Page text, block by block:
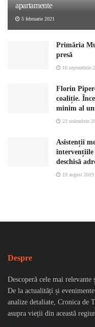
apartamente
5 februarie 2021
Primăria
presă
16 septembrie
Florin
coaliție.
minim al
23 noiembrie
Asistenții
intervențiile
deschisă
19 august 2019
Despre
Descoperă cele mai
De la actualități și
analize detaliate, Cronica de
asupra vieții din această